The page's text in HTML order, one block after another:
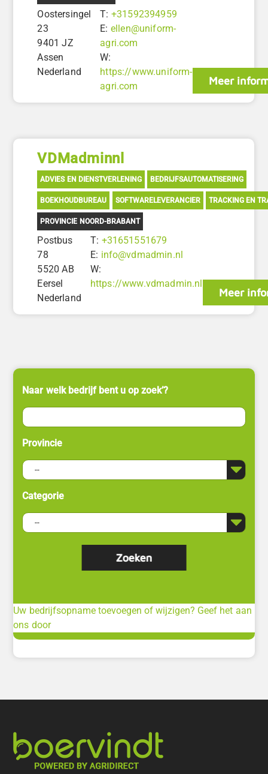
Oostersingel
23
9401 JZ
Assen
Nederland
T: +31592394959
E: ellen@uniform-
agri.com
W:
https://www.uniform-
agri.com
Meer
VDMadminnl
ADVIES EN DIENSTVERLENING BEDRIJFSAUTOMATISERING
BOEKHOUDBUREAU SOFTWARELEVERANCIER TRACKING EN
PROVINCIE NOORD-BRABANT
Postbus
78
5520 AB
Eersel
Nederland
T: +31651551679
E: info@vdmadmin.nl
W:
https://www.vdmadmin.nl
Meer
Naar welk bedrijf bent u op zoek’?
Provincie
Categorie
Uw bedrijfsopname toevoegen of wijzigen? Geef het aan
ons door